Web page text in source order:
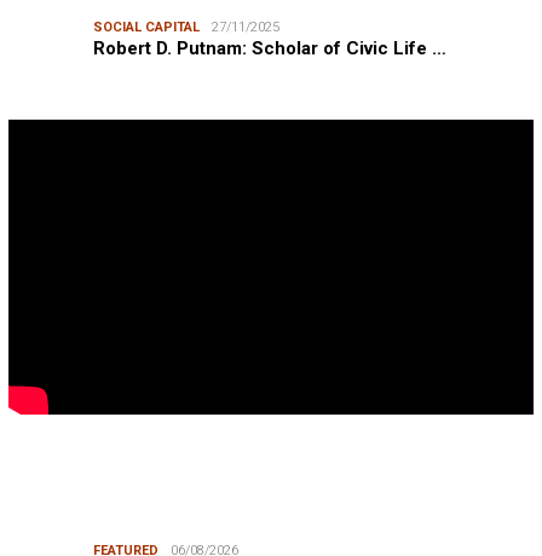
SOCIAL CAPITAL 27/11/2025
Robert D. Putnam: Scholar of Civic Life …
FEATURED 06/08/2026